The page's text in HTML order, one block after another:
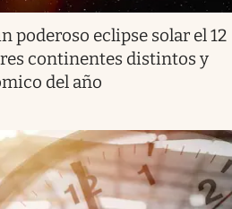
poderoso eclipse solar el 12
continentes distintos y
del año